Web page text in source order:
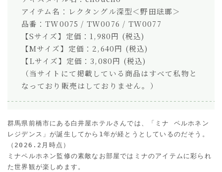
アイテム名：レクタングル深型＜野田琺瑯＞
品番：TW0075 / TW0076 / TW0077
【Sサイズ】定価：1,980円 (税込)
【Mサイズ】定価：2,640円 (税込)
【Lサイズ】定価：3,080円 (税込)
（当サイトにて掲載している商品はすべて私物と
なっており販売はしておりません。）
群馬県前橋市にある白井屋ホテルさんでは、「ミナ ペルホネン
レジデンス」が誕生してから1年が経とうとしているのだそう。
（2026.2月時点）
ミナペルホネン監修の素敵なお部屋ではミナのアイテムに彩られ
た世界観が楽しめます。